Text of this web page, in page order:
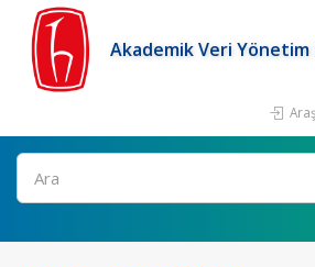
Akademik Veri Yönetim
Ara